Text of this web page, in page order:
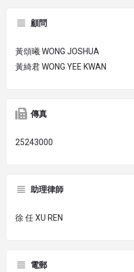
顧問
黃頌曦 WONG JOSHUA
黃綺君 WONG YEE KWAN
傳真
25243000
助理律師
徐 任 XU REN
電郵